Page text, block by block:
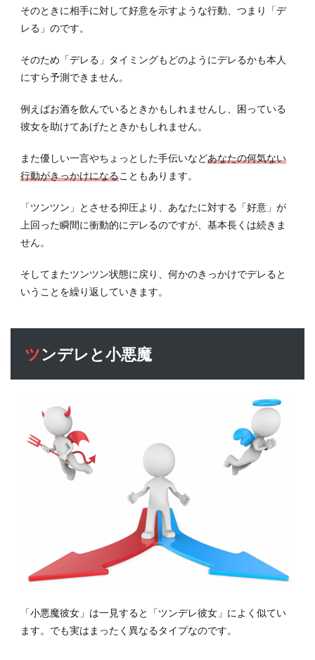
そのときに相手に対して好意を示すような行動、つまり「デ
レる」のです。
そのため「デレる」タイミングもどのようにデレるかも本人
にすら予測できません。
例えばお酒を飲んでいるときかもしれませんし、困っている
彼女を助けてあげたときかもしれません。
また優しい一言やちょっとした手伝いなどあなたの何気ない
行動がきっかけになることもあります。
「ツンツン」とさせる抑圧より、あなたに対する「好意」が
上回った瞬間に衝動的にデレるのですが、基本長くは続きま
せん。
そしてまたツンツン状態に戻り、何かのきっかけでデレると
いうことを繰り返していきます。
ツンデレと小悪魔
「小悪魔彼女」は一見すると「ツンデレ彼女」によく似てい
ます。でも実はまったく異なるタイプなのです。